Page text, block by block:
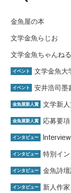
金魚屋の本
文学金魚らじお
文学金魚ちゃんねる
イベント 文学金魚大
イベント 安井浩司墨
金魚屋新人賞 文学新
金魚屋新人賞 応募要
インタビュー
インタビュー 特別イ
インタビュー 金魚詩
インタビュー 新人作